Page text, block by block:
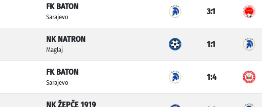
FK BATON
Sarajevo
3:1
NK NATRON
Maglaj
1:1
FK BATON
Sarajevo
1:4
NK ŽEPČE 1919